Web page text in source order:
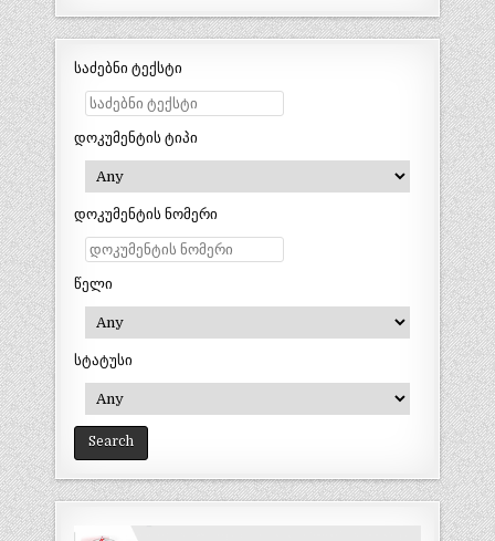
საძებნი ტექსტი
დოკუმენტის ტიპი
დოკუმენტის ნომერი
წელი
სტატუსი